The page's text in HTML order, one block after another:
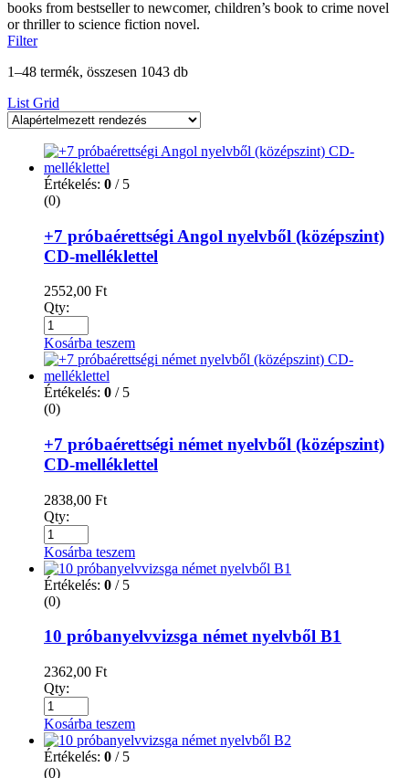
books from bestseller to newcomer, children’s book to crime novel
or thriller to science fiction novel.
Filter
1–48 termék, összesen 1043 db
List Grid
Értékelés: 0 / 5
(0)
+7 próbaérettségi Angol nyelvből (középszint)
CD-melléklettel
2552,00 Ft
Qty:
Kosárba teszem
Értékelés: 0 / 5
(0)
+7 próbaérettségi német nyelvből (középszint)
CD-melléklettel
2838,00 Ft
Qty:
Kosárba teszem
Értékelés: 0 / 5
(0)
10 próbanyelvvizsga német nyelvből B1
2362,00 Ft
Qty:
Kosárba teszem
Értékelés: 0 / 5
(0)